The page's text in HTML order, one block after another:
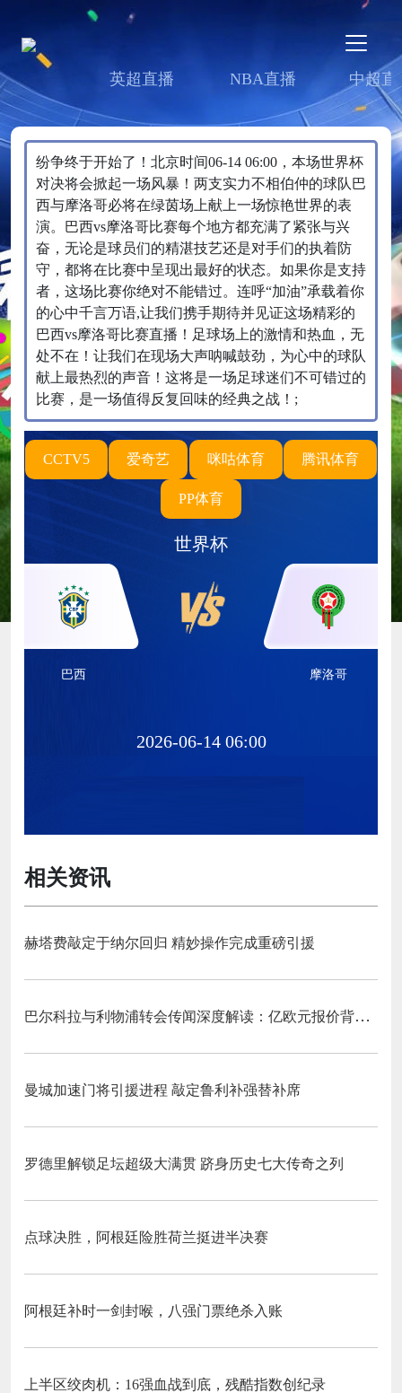
英超直播 NBA直播 中超直
纷争终于开始了！北京时间06-14 06:00，本场世界杯
对决将会掀起一场风暴！两支实力不相伯仲的球队巴
西与摩洛哥必将在绿茵场上献上一场惊艳世界的表
演。巴西vs摩洛哥比赛每个地方都充满了紧张与兴
奋，无论是球员们的精湛技艺还是对手们的执着防
守，都将在比赛中呈现出最好的状态。如果你是支持
者，这场比赛你绝对不能错过。连呼“加油”承载着你
的心中千言万语,让我们携手期待并见证这场精彩的
巴西vs摩洛哥比赛直播！足球场上的激情和热血，无
处不在！让我们在现场大声呐喊鼓劲，为心中的球队
献上最热烈的声音！这将是一场足球迷们不可错过的
比赛，是一场值得反复回味的经典之战！;
CCTV5 爱奇艺 咪咕体育 腾讯体育
PP体育
世界杯
巴西 摩洛哥
2026-06-14 06:00
相关资讯
赫塔费敲定于纳尔回归 精妙操作完成重磅引援
巴尔科拉与利物浦转会传闻深度解读：亿欧元报价背后的战略博弈与市场逻辑‌
曼城加速门将引援进程 敲定鲁利补强替补席
罗德里解锁足坛超级大满贯 跻身历史七大传奇之列
点球决胜，阿根廷险胜荷兰挺进半决赛
阿根廷补时一剑封喉，八强门票绝杀入账
上半区绞肉机：16强血战到底，残酷指数创纪录